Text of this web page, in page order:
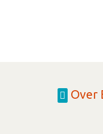
Over